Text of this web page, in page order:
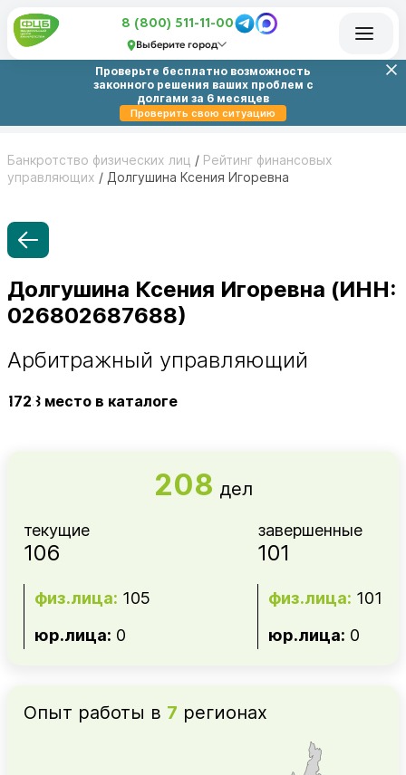
8 (800) 511-11-00
Выберите город
Проверьте бесплатно возможность
законного решения ваших проблем с
долгами за 6 месяцев
Проверить свою ситуацию
Банкротство физических лиц / Рейтинг финансовых
управляющих / Долгушина Ксения Игоревна
Долгушина Ксения Игоревна (ИНН:
026802687688)
Арбитражный управляющий
1723 место в каталоге
208 дел
текущие
106
физ.лица: 105
юр.лица: 0
завершенные
101
физ.лица: 101
юр.лица: 0
Опыт работы в 7 регионах